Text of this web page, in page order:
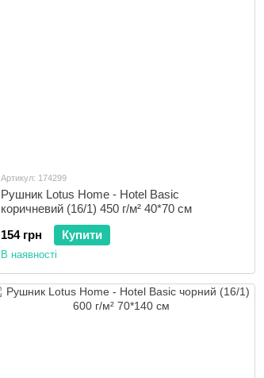
Артикул: 174299
Рушник Lotus Home - Hotel Basic
коричневий (16/1) 450 г/м² 40*70 см
154 грн
Купити
В наявності